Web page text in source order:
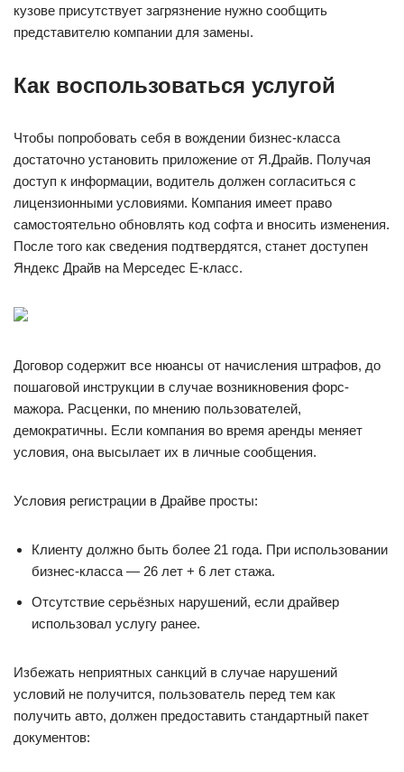
кузове присутствует загрязнение нужно сообщить
представителю компании для замены.
Как воспользоваться услугой
Чтобы попробовать себя в вождении бизнес-класса
достаточно установить приложение от Я.Драйв. Получая
доступ к информации, водитель должен согласиться с
лицензионными условиями. Компания имеет право
самостоятельно обновлять код софта и вносить изменения.
После того как сведения подтвердятся, станет доступен
Яндекс Драйв на Мерседес Е-класс.
Договор содержит все нюансы от начисления штрафов, до
пошаговой инструкции в случае возникновения форс-
мажора. Расценки, по мнению пользователей,
демократичны. Если компания во время аренды меняет
условия, она высылает их в личные сообщения.
Условия регистрации в Драйве просты:
Клиенту должно быть более 21 года. При использовании
бизнес-класса — 26 лет + 6 лет стажа.
Отсутствие серьёзных нарушений, если драйвер
использовал услугу ранее.
Избежать неприятных санкций в случае нарушений
условий не получится, пользователь перед тем как
получить авто, должен предоставить стандартный пакет
документов: